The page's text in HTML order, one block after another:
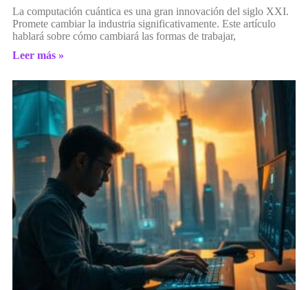
La computación cuántica es una gran innovación del siglo XXI.
Promete cambiar la industria significativamente. Este artículo
hablará sobre cómo cambiará las formas de trabajar,
Leer más »